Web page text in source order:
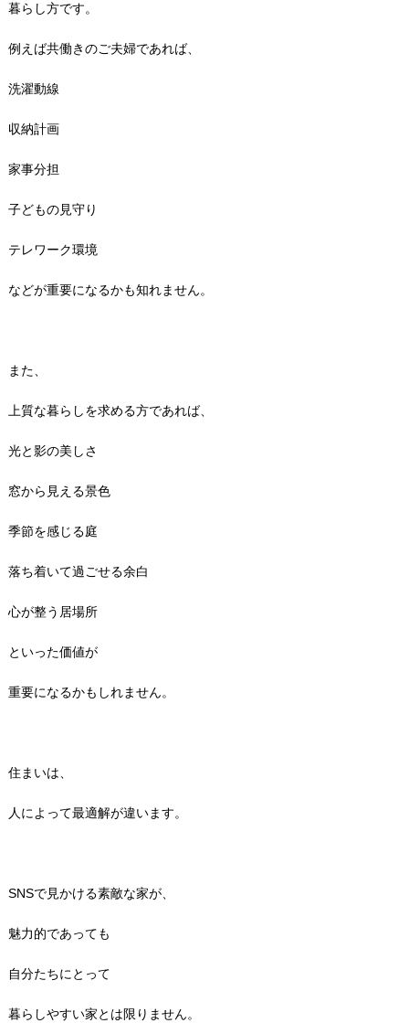
暮らし方です。
例えば共働きのご夫婦であれば、
洗濯動線
収納計画
家事分担
子どもの見守り
テレワーク環境
などが重要になるかも知れません。
また、
上質な暮らしを求める方であれば、
光と影の美しさ
窓から見える景色
季節を感じる庭
落ち着いて過ごせる余白
心が整う居場所
といった価値が
重要になるかもしれません。
住まいは、
人によって最適解が違います。
SNSで見かける素敵な家が、
魅力的であっても
自分たちにとって
暮らしやすい家とは限りません。